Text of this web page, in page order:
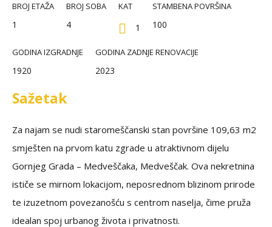
BROJ ETAŽA
1
BROJ SOBA
4
KAT
1
STAMBENA POVRŠINA
100
GODINA IZGRADNJE
1920
GODINA ZADNJE RENOVACIJE
2023
Sažetak
Za najam se nudi staromeščanski stan površine 109,63 m2
smješten na prvom katu zgrade u atraktivnom dijelu
Gornjeg Grada – Medveščaka, Medveščak. Ova nekretnina
ističe se mirnom lokacijom, neposrednom blizinom prirode
te izuzetnom povezanošću s centrom naselja, čime pruža
idealan spoj urbanog života i privatnosti.